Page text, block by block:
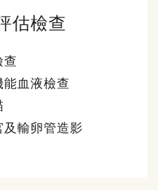
估檢查
查
血液檢查
輸卵管造影